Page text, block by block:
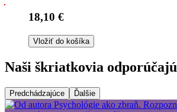
18,10 €
Vložiť do košíka
Naši škriatkovia odporúčajú
Predchádzajúce Ďalšie